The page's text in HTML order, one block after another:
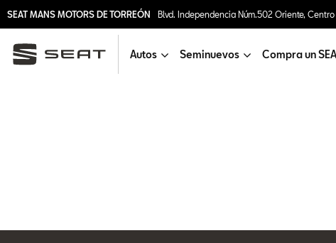
SEAT MANS MOTORS DE TORREÓN Blvd. Independencia Núm.502 Oriente, Centro
Autos Seminuevos Compra un